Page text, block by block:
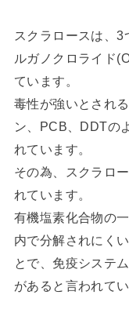
スクラロースは、
ルガノクロライド
ています。
毒性が強いとされ
ン、PCB、DDTの
れています。
その為、スクラロ
れています。
有機塩素化合物の
内で分解されにく
とで、免疫システ
があると言われてい